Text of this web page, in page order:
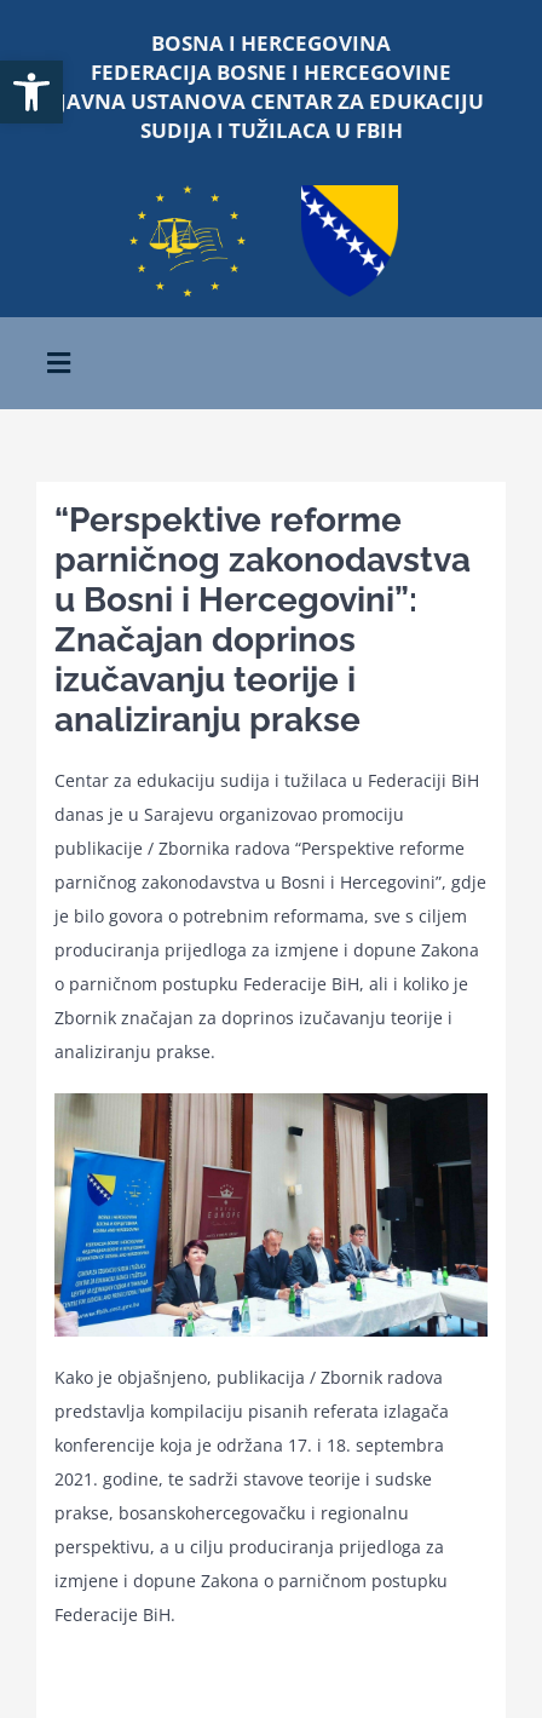
Open toolbar
content
BOSNA I HERCEGOVINA
FEDERACIJA BOSNE I HERCEGOVINE
JAVNA USTANOVA CENTAR ZA EDUKACIJU
SUDIJA I TUŽILACA U FBIH
Toggle
Navigation
O nama
Kalendar aktivnosti
Edukativni materijali
Publikacije
Projekti
Novosti
Kontakt
“Perspektive reforme
parničnog zakonodavstva
u Bosni i Hercegovini”:
Značajan doprinos
izučavanju teorije i
analiziranju prakse
Centar za edukaciju sudija i tužilaca u Federaciji BiH
danas je u Sarajevu organizovao promociju
publikacije / Zbornika radova “Perspektive reforme
parničnog zakonodavstva u Bosni i Hercegovini”, gdje
je bilo govora o potrebnim reformama, sve s ciljem
produciranja prijedloga za izmjene i dopune Zakona
o parničnom postupku Federacije BiH, ali i koliko je
Zbornik značajan za doprinos izučavanju teorije i
analiziranju prakse.
Kako je objašnjeno, publikacija / Zbornik radova
predstavlja kompilaciju pisanih referata izlagača
konferencije koja je održana 17. i 18. septembra
2021. godine, te sadrži stavove teorije i sudske
prakse, bosanskohercegovačku i regionalnu
perspektivu, a u cilju produciranja prijedloga za
izmjene i dopune Zakona o parničnom postupku
Federacije BiH.